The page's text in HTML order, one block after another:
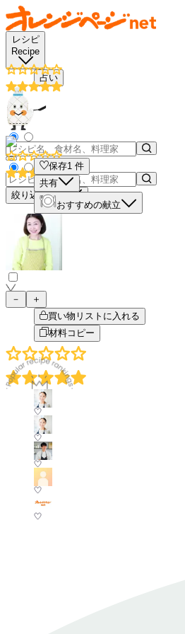
レシピ
Recipe
占い
絞り込み検索
保存1 件
共有
おすすめの献立
－
＋
買い物リストに入れる
材料コピー